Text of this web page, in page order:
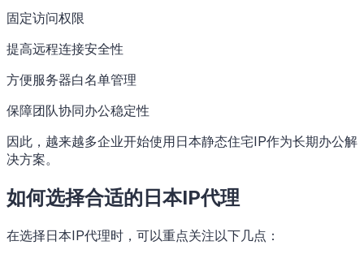
固定访问权限
提高远程连接安全性
方便服务器白名单管理
保障团队协同办公稳定性
因此，越来越多企业开始使用日本静态住宅IP作为长期办公解
决方案。
如何选择合适的日本IP代理
在选择日本IP代理时，可以重点关注以下几点：